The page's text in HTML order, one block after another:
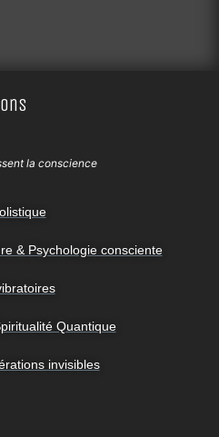
la conscience
& Psychologie consciente
Quantique
invisibles